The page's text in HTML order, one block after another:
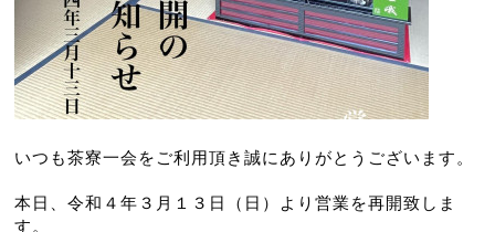
いつも茶寮一会をご利用頂き誠にありがとうございます。
本日、令和４年３月１３日（日）より営業を再開致しま
す。